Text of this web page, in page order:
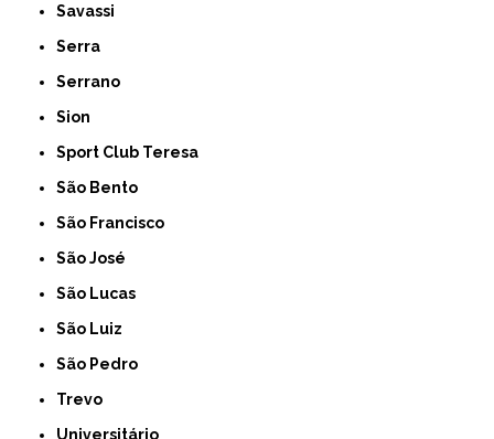
Savassi
Serra
Serrano
Sion
Sport Club Teresa
São Bento
São Francisco
São José
São Lucas
São Luiz
São Pedro
Trevo
Universitário